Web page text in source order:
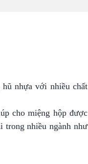
nhựa với nhiều chất
cho miệng hộp được
trong nhiều ngành như